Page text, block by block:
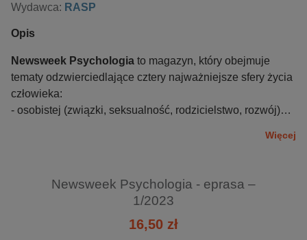
Wydawca: RASP
Opis
Newsweek Psychologia to magazyn, który obejmuje
tematy odzwierciedlające cztery najważniejsze sfery życia
człowieka:
- osobistej (związki, seksualność, rodzicielstwo, rozwój)
- pracy (relacje pokoleniowe, postawy i motywacje, rozwój
Więcej
Newsweek Psychologia - eprasa –
1/2023
16,50 zł